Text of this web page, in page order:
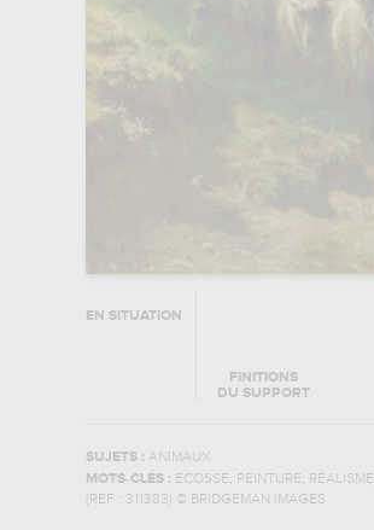
EN SITUATION
FINITIONS
DU SUPPORT
SUJETS : ANIMAUX
MOTS-CLÉS : ECOSSE, PEINTURE, RÉALISME
(REF : 311383) © BRIDGEMAN IMAGES